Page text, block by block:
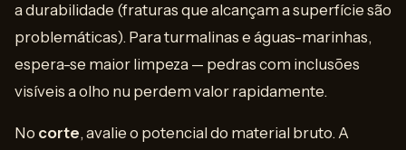
a durabilidade (fraturas que alcançam a superfície são
problemáticas). Para turmalinas e águas-marinhas,
espera-se maior limpeza — pedras com inclusões
visíveis a olho nu perdem valor rapidamente.
No corte, avalie o potencial do material bruto. A